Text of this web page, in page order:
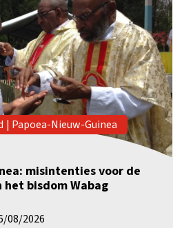
| Papoea-Nieuw-Guinea
misintenties voor de
bisdom Wabag
08/2026